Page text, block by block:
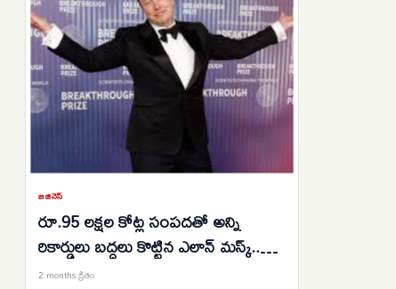
బిజినెస్
రూ.95 లక్షల కోట్ల సంపదతో అన్ని
రికార్డులు బద్దలు కొట్టిన ఎలాన్ మస్క్..ఆస్తి
పెరుగుదల వెనుక కారణాలేంటి?
2 months క్రితం